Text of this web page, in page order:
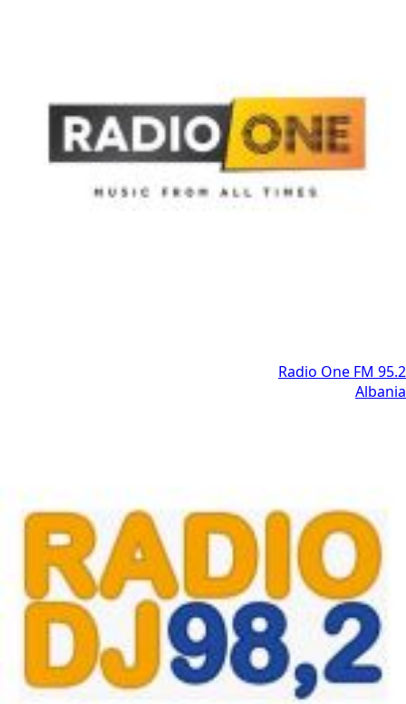
Radio One FM 95.2
Albania